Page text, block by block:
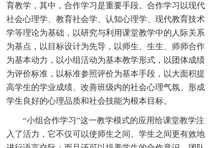
育教学，其中，合作学习是重要手段。合作学习以现代
社会心理学、教育社会学、认知心理学、现代教育技术
学等理论为基础，以研究与利用课堂教学中的人际关系
为基点，以目标设计为先导，以师生、生生、师师合作
为基本动力，以小组活动为基本教学形式，以团体成绩
为评价标准，以标准参照评价为基本手段，以大面积提
高学生的学业成绩、改善班级内的社会心理气氛、形成
学生良好的心理品质和社会技能为根本目标。
“小组合作学习”这一教学模式的应用给课堂教学注
入了活力，它不仅可以使师生之间、学生之间更有效地